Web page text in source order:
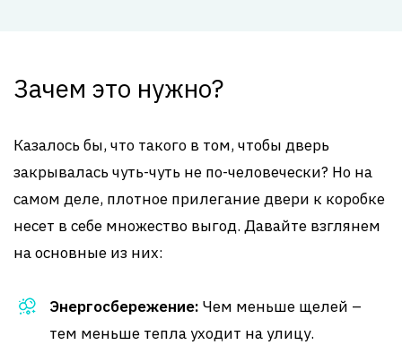
Зачем это нужно?
Казалось бы, что такого в том, чтобы дверь
закрывалась чуть-чуть не по-человечески? Но на
самом деле, плотное прилегание двери к коробке
несет в себе множество выгод. Давайте взглянем
на основные из них:
Энергосбережение: Чем меньше щелей –
тем меньше тепла уходит на улицу.